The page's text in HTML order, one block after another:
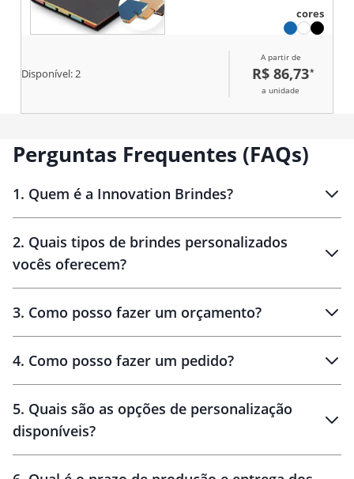
responsabilidade ambiental.
cores
Disponível:2
A partir de
R$ 86,73*
a unidade
Perguntas Frequentes (FAQs)
1. Quem é a Innovation Brindes?
Brindes personalizados
2. Quais tipos de brindes personalizados
vocês oferecem?
personalizados
3. Como posso fazer um orçamento?
brinde
personalização
4. Como posso fazer um pedido?
amostra virtual
5. Quais são as opções de personalização
disponíveis?